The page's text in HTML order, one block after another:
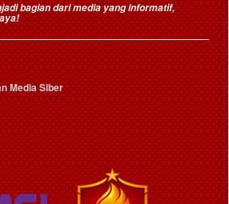
bagian dari media yang informatif,
Media Siber